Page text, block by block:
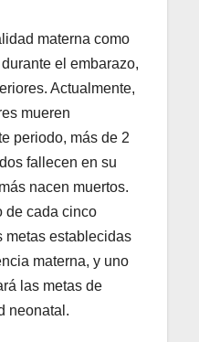
materna como
el embarazo,
Actualmente,
mueren
periodo, más de 2
fallecen en su
nacen muertos.
de cada cinco
metas establecidas
materna, y uno
las metas de
neonatal.